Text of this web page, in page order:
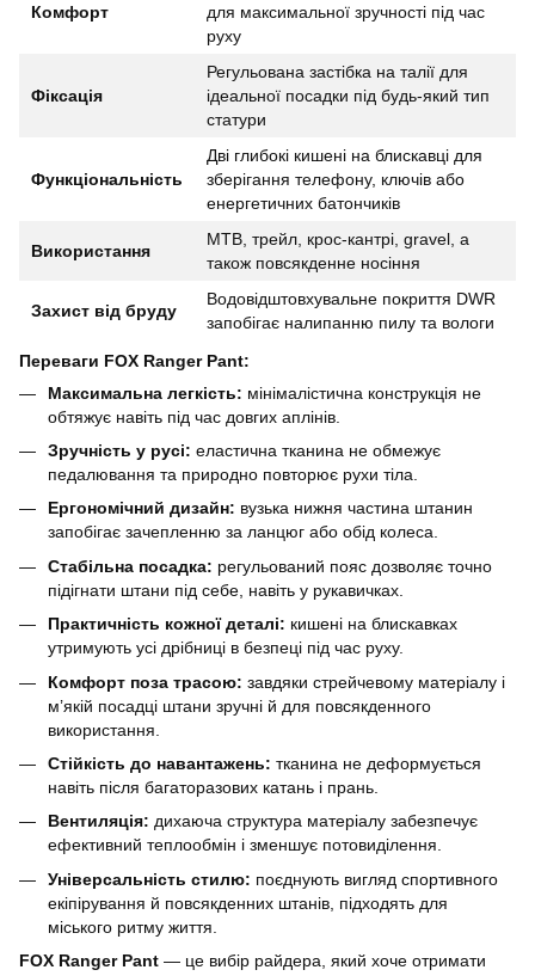
Комфорт
для максимальної зручності під час
руху
Фіксація
Регульована застібка на талії для
ідеальної посадки під будь-який тип
статури
Функціональність
Дві глибокі кишені на блискавці для
зберігання телефону, ключів або
енергетичних батончиків
Використання
MTB, трейл, крос-кантрі, gravel, а
також повсякденне носіння
Захист від бруду
Водовідштовхувальне покриття DWR
запобігає налипанню пилу та вологи
Переваги FOX Ranger Pant:
Максимальна легкість: мінімалістична конструкція не
обтяжує навіть під час довгих аплінів.
Зручність у русі: еластична тканина не обмежує
педалювання та природно повторює рухи тіла.
Ергономічний дизайн: вузька нижня частина штанин
запобігає зачепленню за ланцюг або обід колеса.
Стабільна посадка: регульований пояс дозволяє точно
підігнати штани під себе, навіть у рукавичках.
Практичність кожної деталі: кишені на блискавках
утримують усі дрібниці в безпеці під час руху.
Комфорт поза трасою: завдяки стрейчевому матеріалу і
м’якій посадці штани зручні й для повсякденного
використання.
Стійкість до навантажень: тканина не деформується
навіть після багаторазових катань і прань.
Вентиляція: дихаюча структура матеріалу забезпечує
ефективний теплообмін і зменшує потовиділення.
Універсальність стилю: поєднують вигляд спортивного
екіпірування й повсякденних штанів, підходять для
міського ритму життя.
FOX Ranger Pant — це вибір райдера, який хоче отримати